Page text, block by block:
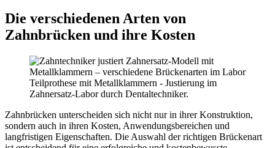
Die verschiedenen Arten von
Zahnbrücken und ihre Kosten
Teilprothese mit Metallklammern - Justierung im
Zahnersatz-Labor durch Dentaltechniker.
Zahnbrücken unterscheiden sich nicht nur in ihrer Konstruktion,
sondern auch in ihren Kosten, Anwendungsbereichen und
langfristigen Eigenschaften. Die Auswahl der richtigen Brückenart